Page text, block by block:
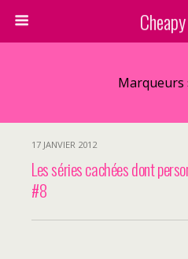
Marqueurs
17 JANVIER 2012
Les séries cachées dont
#8